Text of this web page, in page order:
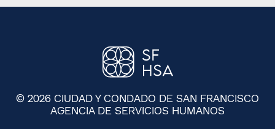
© 2026 CIUDAD Y CONDADO DE SAN FRANCISCO
AGENCIA DE SERVICIOS HUMANOS